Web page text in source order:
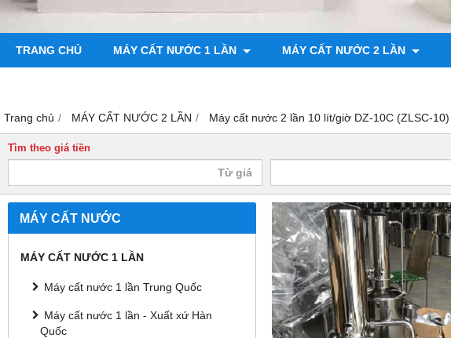
TRANG CHỦ MÁY CẤT NƯỚC 1 LẦN MÁY CẤT NƯỚC 2 LẦN
Trang chủ MÁY CẤT NƯỚC 2 LẦN Máy cất nước 2 lần 10 lít/giờ DZ-10C (ZLSC-10)
Tìm theo giá tiền
MÁY CẤT NƯỚC
MÁY CẤT NƯỚC 1 LẦN
Máy cất nước 1 lần Trung Quốc
Máy cất nước 1 lần - Xuất xứ Hàn
Quốc